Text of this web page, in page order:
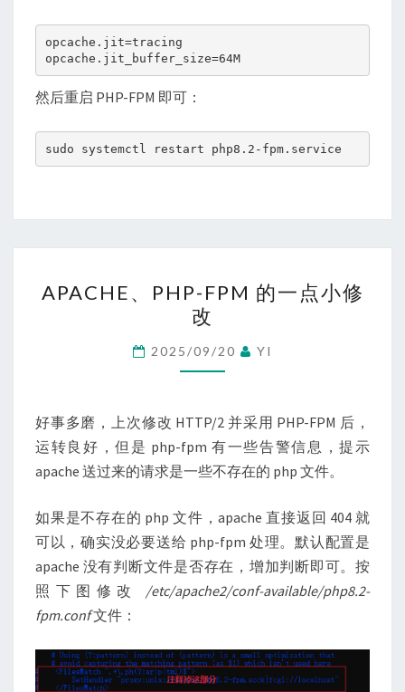
opcache.jit=tracing
opcache.jit_buffer_size=64M
然后重启 PHP-FPM 即可：
sudo systemctl restart php8.2-fpm.service
PHP-
FPM
的
一
小
修
改
APACHE、PHP-FPM 的一点小修
改
2025/09/20 YI
好事多磨，上次修改 HTTP/2 并采用 PHP-FPM 后，
运转良好，但是 php-fpm 有一些告警信息，提示
apache 送过来的请求是一些不存在的 php 文件。
如果是不存在的 php 文件，apache 直接返回 404 就
可以，确实没必要送给 php-fpm 处理。默认配置是
apache 没有判断文件是否存在，增加判断即可。按
照下图修改 /etc/apache2/conf-available/php8.2-
fpm.conf文件：